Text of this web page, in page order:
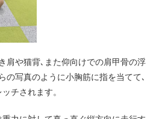
肩や猫背､また仰向けでの肩甲骨の浮
の写真のように小胸筋に指を当てて､
チされます。